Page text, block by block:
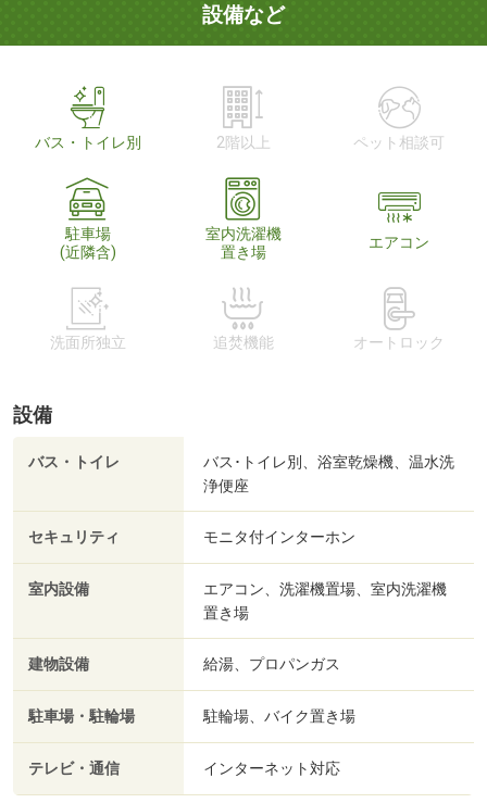
設備など
バス・トイレ別 2階以上 ペット相談可
駐車場
(近隣含)
室内洗濯機
置き場
エアコン
洗面所独立 追焚機能 オートロック
設備
バス・トイレ
バス･トイレ別、浴室乾燥機、温水洗
浄便座
セキュリティ モニタ付インターホン
室内設備
エアコン、洗濯機置場、室内洗濯機
置き場
建物設備 給湯、プロパンガス
駐車場・駐輪場 駐輪場、バイク置き場
テレビ・通信 インターネット対応